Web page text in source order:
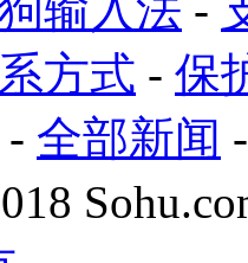
方式 - 保
- 全部新闻